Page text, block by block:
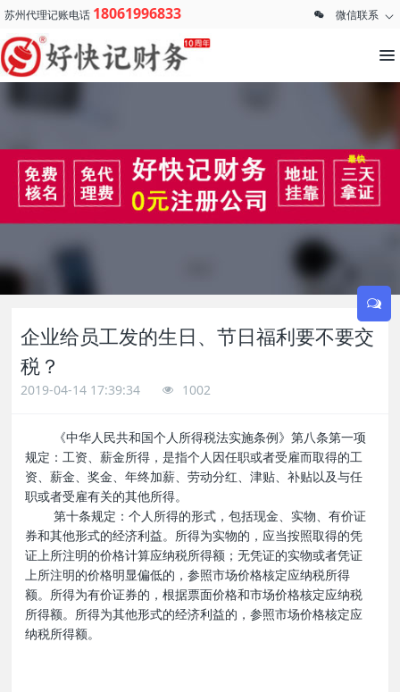
苏州代理记账电话 18061996833 微信联系
企业给员工发的生日、节日福利要不要交
税？
2019-04-14 17:39:34 1002
《中华人民共和国个人所得税法实施条例》第八条第一项
规定：工资、薪金所得，是指个人因任职或者受雇而取得的工
资、薪金、奖金、年终加薪、劳动分红、津贴、补贴以及与任
职或者受雇有关的其他所得。
第十条规定：个人所得的形式，包括现金、实物、有价证
券和其他形式的经济利益。所得为实物的，应当按照取得的凭
证上所注明的价格计算应纳税所得额；无凭证的实物或者凭证
上所注明的价格明显偏低的，参照市场价格核定应纳税所得
额。所得为有价证券的，根据票面价格和市场价格核定应纳税
所得额。所得为其他形式的经济利益的，参照市场价格核定应
纳税所得额。